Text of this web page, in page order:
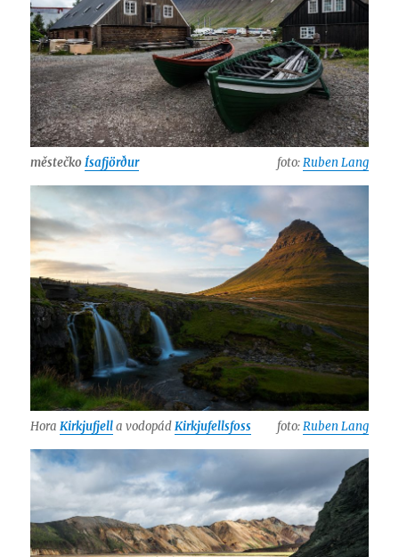
městečkoÍsafjörður foto:Ruben Lang
HoraKirkjufjella vodopádKirkjufellsfoss foto:Ruben Lang